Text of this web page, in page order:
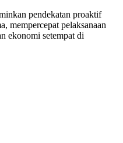
pendekatan proaktif
mempercepat pelaksanaan
ekonomi setempat di